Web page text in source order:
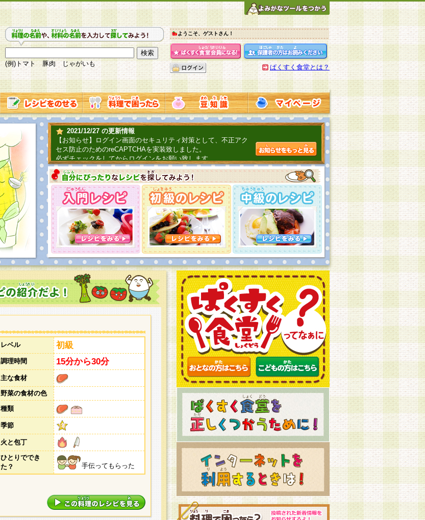
(例)トマト 豚肉 じゃがいも
ようこそ、ゲストさん！
ぱくすく食堂とは？
2021/12/27 の更新情報
【お知らせ】ログイン画面のセキュリティ対策として、不正アク
セス防止のためのreCAPTCHAを実装致しました。
必ずチェックをしてからログインをお願い致します。
2019/06/04 の更新情報
ファーマ村からコーンシェフが簡単レシピを紹介するよ！こちら
2018/07/01 の更新情報
チャレンジ企画第三弾！お母さん、お父さんへ日頃の感謝をこめ
てごはんを作ろう！は終了致しました。たくさんの投稿、ありが
とうございました。次回企画もお楽しみに！
レベル 初級
調理時間 15分から30分
主な食材
野菜の食材の色
種類
季節
火と包丁
ひとりででき
た？
手伝ってもらった